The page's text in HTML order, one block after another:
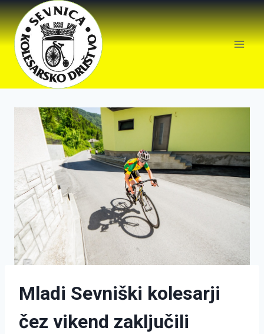
Mladi Sevniški kolesarji
čez vikend zaključili